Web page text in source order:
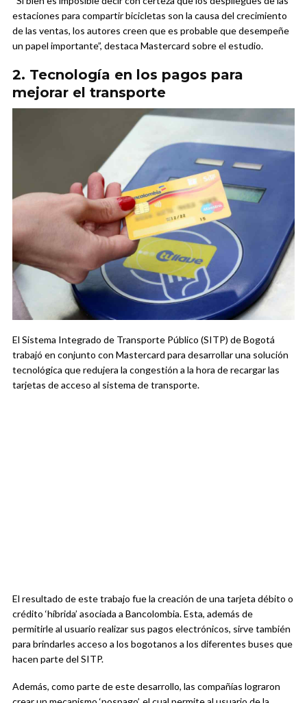
estaciones para compartir bicicletas son la causa del crecimiento
de las ventas, los autores creen que es probable que desempeñe
un papel importante”, destaca Mastercard sobre el estudio.
2. Tecnología en los pagos para
mejorar el transporte
El Sistema Integrado de Transporte Público (SITP) de Bogotá
trabajó en conjunto con Mastercard para desarrollar una solución
tecnológica que redujera la congestión a la hora de recargar las
tarjetas de acceso al sistema de transporte.
El resultado de este trabajo fue la creación de una tarjeta débito o
crédito ‘híbrida’ asociada a Bancolombia. Esta, además de
permitirle al usuario realizar sus pagos electrónicos, sirve también
para brindarles acceso a los bogotanos a los diferentes buses que
hacen parte del SITP.
Además, como parte de este desarrollo, las compañías lograron